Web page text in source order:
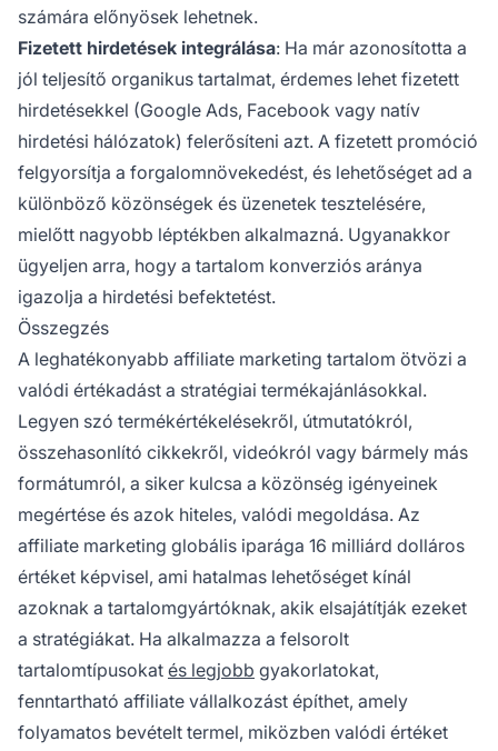
számára előnyösek lehetnek.
Fizetett hirdetések integrálása: Ha már azonosította a
jól teljesítő organikus tartalmat, érdemes lehet fizetett
hirdetésekkel (Google Ads, Facebook vagy natív
hirdetési hálózatok) felerősíteni azt. A fizetett promóció
felgyorsítja a forgalomnövekedést, és lehetőséget ad a
különböző közönségek és üzenetek tesztelésére,
mielőtt nagyobb léptékben alkalmazná. Ugyanakkor
ügyeljen arra, hogy a tartalom konverziós aránya
igazolja a hirdetési befektetést.
Összegzés
A leghatékonyabb affiliate marketing tartalom ötvözi a
valódi értékadást a stratégiai termékajánlásokkal.
Legyen szó termékértékelésekről, útmutatókról,
összehasonlító cikkekről, videókról vagy bármely más
formátumról, a siker kulcsa a közönség igényeinek
megértése és azok hiteles, valódi megoldása. Az
affiliate marketing globális iparága 16 milliárd dolláros
értéket képvisel, ami hatalmas lehetőséget kínál
azoknak a tartalomgyártóknak, akik elsajátítják ezeket
a stratégiákat. Ha alkalmazza a felsorolt
tartalomtípusokat és legjobb gyakorlatokat,
fenntartható affiliate vállalkozást építhet, amely
folyamatos bevételt termel, miközben valódi értéket